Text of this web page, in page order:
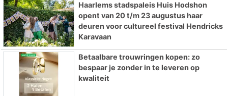
Haarlems stadspaleis Huis Hodshon
opent van 20 t/m 23 augustus haar
deuren voor cultureel festival Hendricks
Karavaan
Betaalbare trouwringen kopen: zo
bespaar je zonder in te leveren op
kwaliteit